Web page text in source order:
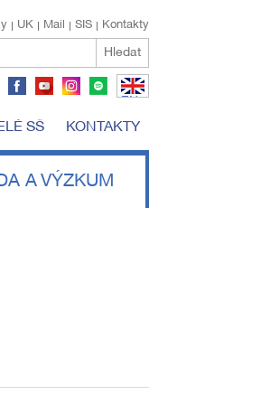
Kontakty
SIS
Mail
UK
Hledat
EN
SŠ KONTAKTY
A VÝZKUM